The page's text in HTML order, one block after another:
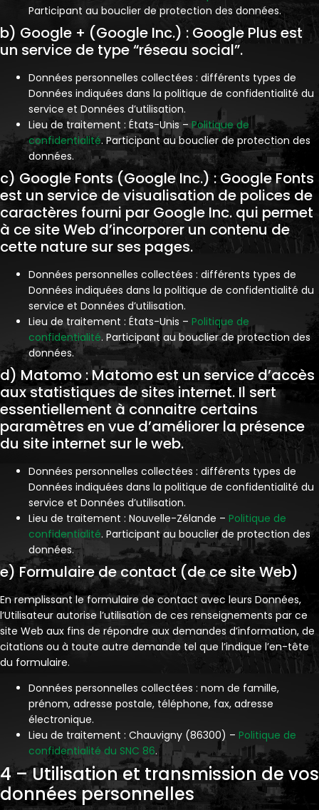
Participant au bouclier de protection des données.
b) Google + (Google Inc.) : Google Plus est
un service de type “réseau social”.
Données personnelles collectées : différents types de
Données indiquées dans la politique de confidentialité du
service et Données d’utilisation.
Lieu de traitement : États-Unis – Politique de
confidentialité. Participant au bouclier de protection des
données.
c) Google Fonts (Google Inc.) : Google Fonts
est un service de visualisation de polices de
caractères fourni par Google Inc. qui permet
à ce site Web d’incorporer un contenu de
cette nature sur ses pages.
Données personnelles collectées : différents types de
Données indiquées dans la politique de confidentialité du
service et Données d’utilisation.
Lieu de traitement : États-Unis – Politique de
confidentialité. Participant au bouclier de protection des
données.
d) Matomo : Matomo est un service d’accès
aux statistiques de sites internet. Il sert
essentiellement à connaitre certains
paramètres en vue d’améliorer la présence
du site internet sur le web.
Données personnelles collectées : différents types de
Données indiquées dans la politique de confidentialité du
service et Données d’utilisation.
Lieu de traitement : Nouvelle-Zélande – Politique de
confidentialité. Participant au bouclier de protection des
données.
e) Formulaire de contact (de ce site Web)
En remplissant le formulaire de contact avec leurs Données,
l’Utilisateur autorise l’utilisation de ces renseignements par ce
site Web aux fins de répondre aux demandes d’information, de
citations ou à toute autre demande tel que l’indique l’en-tête
du formulaire.
Données personnelles collectées : nom de famille,
prénom, adresse postale, téléphone, fax, adresse
électronique.
Lieu de traitement : Chauvigny (86300) – Politique de
confidentialité du SNC 86.
4 – Utilisation et transmission de vos
données personnelles